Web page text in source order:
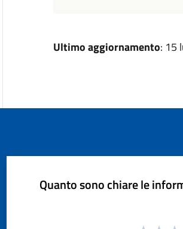
Ultimo aggiornamento: 15
Quanto sono chiare le